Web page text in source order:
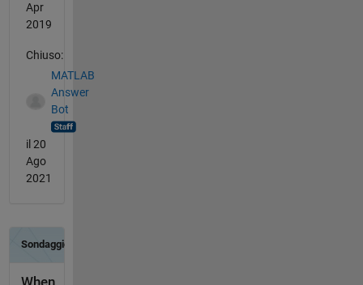
Apr
2019
Chiuso:
MATLAB
Answer
Bot
il 20
Ago
2021